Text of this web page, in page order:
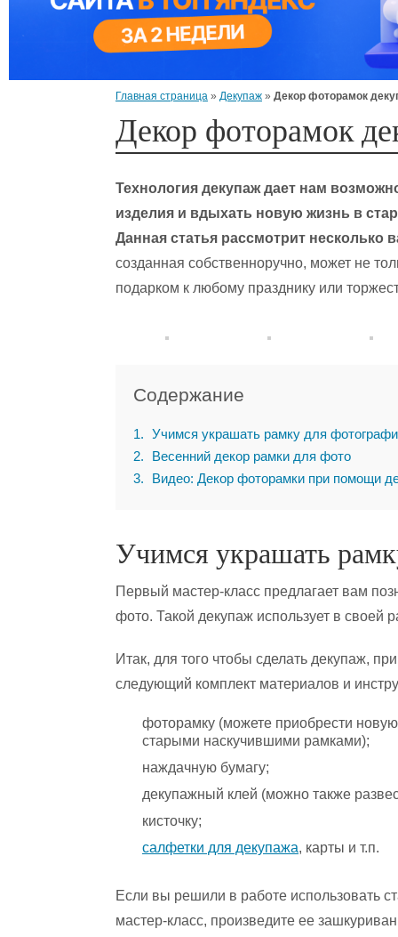
Главная страница » Декупаж » Декор фоторамок
Декор фоторамок
Технология декупаж дает нам
изделия и вдыхать новую жизнь в
Данная статья рассмотрит несколько
созданная собственноручно, может не
подарком к любому празднику или
Содержание
1
Учимся украшать рамку для
2
Весенний декор рамки для фото
3
Видео: Декор фоторамки при помощи
Учимся украшать
Первый мастер-класс предлагает вам
фото. Такой декупаж использует в своей
Итак, для того чтобы сделать декупаж,
следующий комплект материалов и
фоторамку (можете приобрести
старыми наскучившими рамками);
наждачную бумагу;
декупажный клей (можно также
кисточку;
салфетки для декупажа, карты и т.п.
Если вы решили в работе использовать
мастер-класс, произведите ее